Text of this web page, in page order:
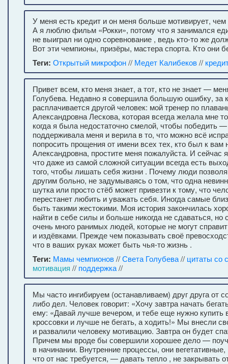
У меня есть кредит и он меня больше мотивирует, чем
А я люблю фильм «Рокки», потому что я занимался
не выиграл ни одно соревнование , ведь кто-то же
Вот эти чемпионы, призёры, мастера спорта. Кто они
Теги: Открытый микрофон// Медет Калибеков//
Привет всем, кто меня знает, а тот, кто не знает —
Голубева. Недавно я совершила большую ошибку, за
расплачивается другой человек: мой тренер по
Александровна Лескова, которая всегда желала мне
когда я была недостаточно смелой, чтобы победить —
поддерживала меня и верила в то, что можно всё
попросить прощения от имени всех тех, кто был к вам
Александровна, простите меня пожалуйста. И сейчас
что даже из самой сложной ситуации всегда есть
того, чтобы лишать себя жизни . Почему люди
другим больно, не задумываясь о том, что одна
шутка или просто стёб может привезти к тому, что
перестанет любить и уважать себя. Иногда самые
быть такими жестокими. Моя история закончилась
найти в себе силы и больше никогда не сдаваться, но
очень много ранимых людей, которые не могут
и издёвками. Прежде чем показывать своё
что в ваших руках может быть чья-то жизнь .
Теги: Мамы чемпионов//Света Голубева// цитаты со
мотивация // поддержка//
Мы часто ингибируем (останавливаем) друг друга от
либо дел. Человек говорит: «Хочу завтра начать
ему: «Давай лучше вечером, и тебе еще нужно купить
кроссовки и лучше не бегать, а ходить!» Мы внесли
и развалили человеку мотивацию. Завтра он будет
Причем мы вроде бы совершили хорошее дело —
в начинании. Внутренние процессы, они
что от нас требуется, — давать тепло , не закрывать